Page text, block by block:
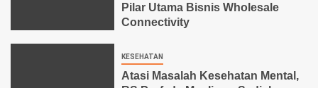
Pilar Utama Bisnis Wholesale
Connectivity
KESEHATAN
Atasi Masalah Kesehatan Mental,